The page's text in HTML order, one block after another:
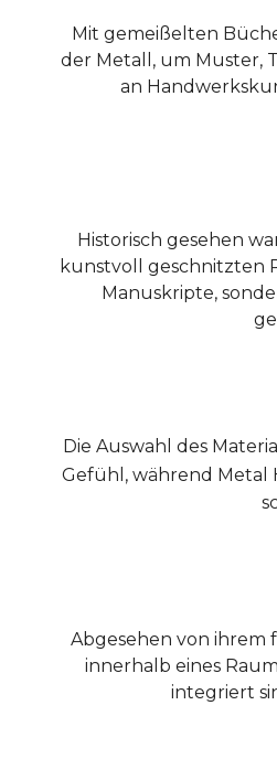
Mit gemeißelten
der Metall, um Muster,
an
Historisch gesehen
kunstvoll geschnitzten
Manuskripte,
Die Auswahl des
Gefühl, während Metal
Abgesehen von ihrem
innerhalb eines
integriert